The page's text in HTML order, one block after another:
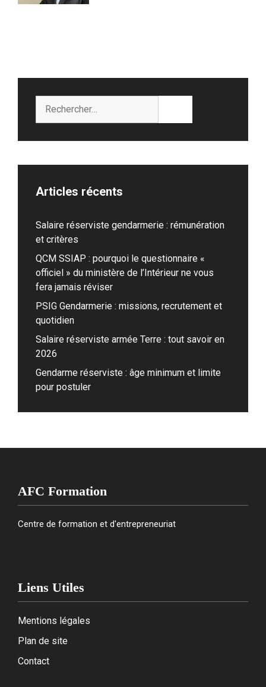
Articles récents
Salaire réserviste gendarmerie : rémunération
et critères
QCM SSIAP : pourquoi le questionnaire «
officiel » du ministère de l’Intérieur ne vous
fera jamais réviser
PSIG Gendarmerie : missions, recrutement et
quotidien
Salaire réserviste armée Terre : tout savoir en
2026
Gendarme réserviste : âge minimum et limite
pour postuler
AFC Formation
Centre de formation et d'entrepreneuriat
Liens Utiles
Mentions légales
Plan de site
Contact